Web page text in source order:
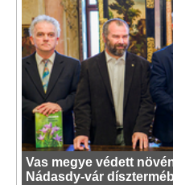
Vas megye védett
Nádasdy-vár